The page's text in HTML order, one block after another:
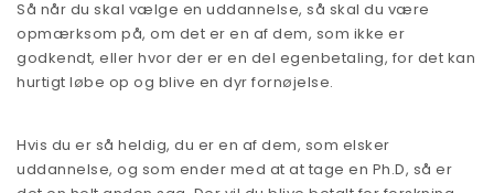
Så når du skal vælge en uddannelse, så skal du være
opmærksom på, om det er en af dem, som ikke er
godkendt, eller hvor der er en del egenbetaling, for det kan
hurtigt løbe op og blive en dyr fornøjelse.
Hvis du er så heldig, du er en af dem, som elsker
uddannelse, og som ender med at at tage en Ph.D, så er